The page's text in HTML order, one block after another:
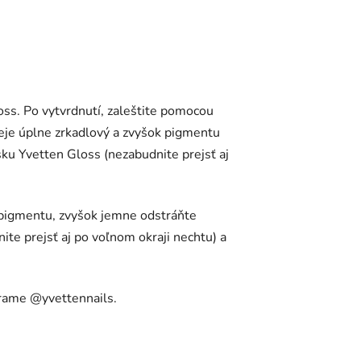
Po vytvrdnutí, zaleštite pomocou
úplne zrkadlový a zvyšok pigmentu
Yvetten Gloss (nezabudnite prejsť aj
zvyšok jemne odstráňte
prejsť aj po voľnom okraji nechtu) a
@yvettennails.